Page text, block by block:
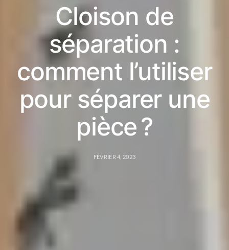
Cloison de
séparation :
comment l’utiliser
pour séparer une
pièce ?
FÉVRIER 4, 2023